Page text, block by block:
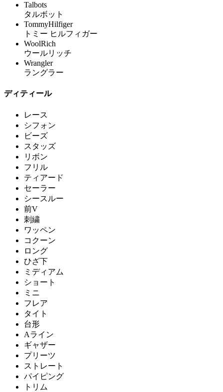
Talbots
タルボット
TommyHilfiger
トミー ヒルフィガー
WoolRich
ウールリッチ
Wrangler
ラングラー
ディティール
レース
シフォン
ビーズ
スタッズ
リボン
フリル
ティアード
セーラー
シースルー
前V
刺繍
ワッペン
コクーン
ロング
ひざ下
ミディアム
ショート
ミニ
フレア
タイト
台形
Aライン
ギャザー
プリーツ
ストレート
パイピング
トリム